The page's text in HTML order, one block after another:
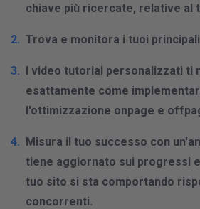
chiave più ricercate, relative al
Trova e monitora i tuoi
I video tutorial personalizzati ti
esattamente come
l'ottimizzazione onpage e
Misura il tuo successo con
tiene aggiornato sui progressi
tuo sito si sta comportando
concorrenti.